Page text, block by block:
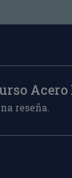
Acero
reseña.